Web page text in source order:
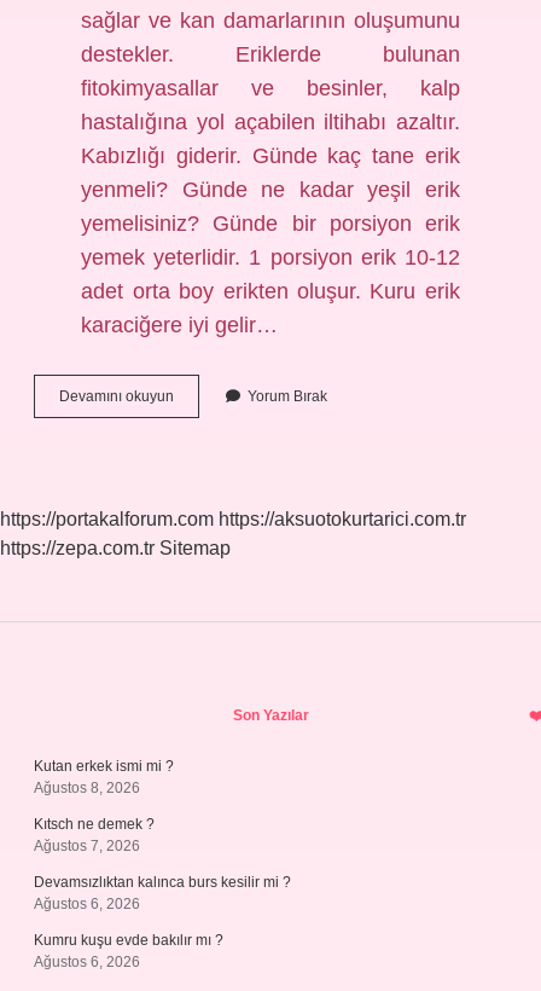
sağlar ve kan damarlarının oluşumunu
destekler. Eriklerde bulunan
fitokimyasallar ve besinler, kalp
hastalığına yol açabilen iltihabı azaltır.
Kabızlığı giderir. Günde kaç tane erik
yenmeli? Günde ne kadar yeşil erik
yemelisiniz? Günde bir porsiyon erik
yemek yeterlidir. 1 porsiyon erik 10-12
adet orta boy erikten oluşur. Kuru erik
karaciğere iyi gelir…
Devamını okuyun
Karaciğere
Yorum Bırak
https://portakalforum.com https://aksuotokurtarici.com.tr
https://zepa.com.tr Sitemap
Son Yazılar
Kutan erkek ismi mi ?
Ağustos 8, 2026
Kıtsch ne demek ?
Ağustos 7, 2026
Devamsızlıktan kalınca burs kesilir mi ?
Ağustos 6, 2026
Kumru kuşu evde bakılır mı ?
Ağustos 6, 2026